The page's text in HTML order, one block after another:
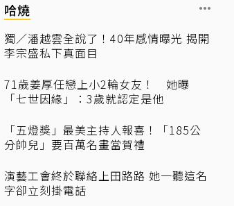
哈燒
獨／潘越雲全說了！40年感情曝光 揭開
李宗盛私下真面目
71歲姜厚任戀上小2輪女友！ 她曝
「七世因緣」：3歲就認定是他
「五燈獎」最美主持人報喜！「185公
分帥兒」要百萬名畫當賀禮
演藝工會終於聯絡上田路路 她一聽這名
字卻立刻掛電話